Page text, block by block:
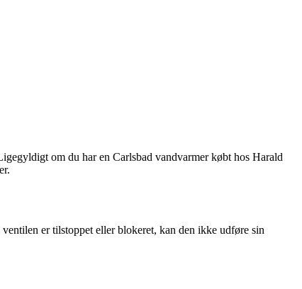
om du har en Carlsbad vandvarmer købt hos Harald
er tilstoppet eller blokeret, kan den ikke udføre sin